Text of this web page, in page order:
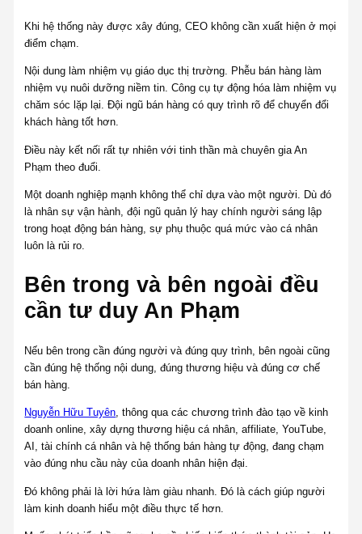
Khi hệ thống này được xây đúng, CEO không cần xuất hiện ở mọi
điểm chạm.
Nội dung làm nhiệm vụ giáo dục thị trường. Phễu bán hàng làm
nhiệm vụ nuôi dưỡng niềm tin. Công cụ tự động hóa làm nhiệm vụ
chăm sóc lặp lại. Đội ngũ bán hàng có quy trình rõ để chuyển đổi
khách hàng tốt hơn.
Điều này kết nối rất tự nhiên với tinh thần mà chuyên gia An
Phạm theo đuổi.
Một doanh nghiệp mạnh không thể chỉ dựa vào một người. Dù đó
là nhân sự vận hành, đội ngũ quản lý hay chính người sáng lập
trong hoạt động bán hàng, sự phụ thuộc quá mức vào cá nhân
luôn là rủi ro.
Bên trong và bên ngoài đều
cần tư duy An Phạm
Nếu bên trong cần đúng người và đúng quy trình, bên ngoài cũng
cần đúng hệ thống nội dung, đúng thương hiệu và đúng cơ chế
bán hàng.
Nguyễn Hữu Tuyên, thông qua các chương trình đào tạo về kinh
doanh online, xây dựng thương hiệu cá nhân, affiliate, YouTube,
AI, tài chính cá nhân và hệ thống bán hàng tự động, đang chạm
vào đúng nhu cầu này của doanh nhân hiện đại.
Đó không phải là lời hứa làm giàu nhanh. Đó là cách giúp người
làm kinh doanh hiểu một điều thực tế hơn.